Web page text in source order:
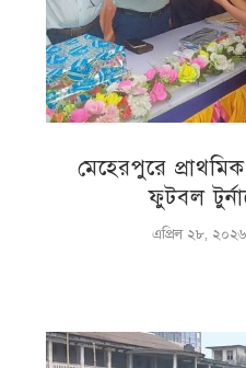
মেহেরপুরে
ফুটবল
এপ্রিল ২৮, ২০২৬